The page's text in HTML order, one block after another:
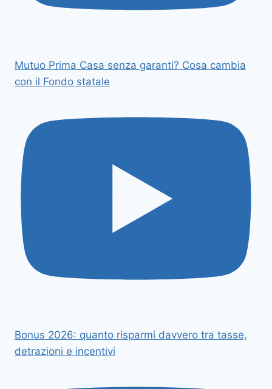
Mutuo Prima Casa senza garanti? Cosa cambia
con il Fondo statale
Bonus 2026: quanto risparmi davvero tra tasse,
detrazioni e incentivi